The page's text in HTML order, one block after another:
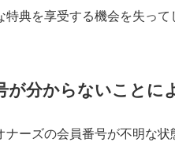
特典を享受する機会を失って
が分からないことに
ナーズの会員番号が不明な